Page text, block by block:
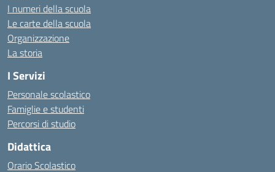
I numeri della scuola
Le carte della scuola
Organizzazione
La storia
I Servizi
Personale scolastico
Famiglie e studenti
Percorsi di studio
Didattica
Orario Scolastico